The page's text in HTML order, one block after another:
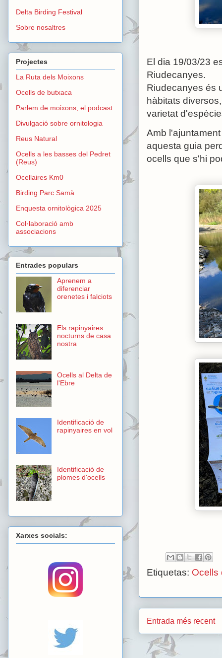
El dia 19/03/23
Riudecanyes.
Riudecanyes és
hàbitats
varietat
Amb
aquesta guia
ocells que s'hi
Etiquetas: Ocells
Entrada més recent
Delta Birding Festival
Sobre nosaltres
Projectes
La Ruta dels Moixons
Ocells de butxaca
Parlem de moixons, el podcast
Divulgació sobre ornitologia
Reus Natural
Ocells a les basses del Pedret
(Reus)
Ocellaires Km0
Birding Parc Samà
Enquesta ornitològica 2025
Col·laboració amb
associacions
Entrades populars
Aprenem a
diferenciar
orenetes i falciots
Els rapinyaires
nocturns de casa
nostra
Ocells al Delta de
l'Ebre
Identificació de
rapinyaires en vol
Identificació de
plomes d'ocells
Xarxes socials: